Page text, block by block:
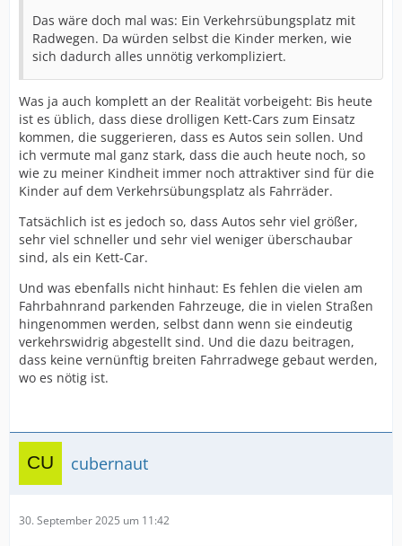
Das wäre doch mal was: Ein Verkehrsübungsplatz mit
Radwegen. Da würden selbst die Kinder merken, wie
sich dadurch alles unnötig verkompliziert.
Was ja auch komplett an der Realität vorbeigeht: Bis heute
ist es üblich, dass diese drolligen Kett-Cars zum Einsatz
kommen, die suggerieren, dass es Autos sein sollen. Und
ich vermute mal ganz stark, dass die auch heute noch, so
wie zu meiner Kindheit immer noch attraktiver sind für die
Kinder auf dem Verkehrsübungsplatz als Fahrräder.
Tatsächlich ist es jedoch so, dass Autos sehr viel größer,
sehr viel schneller und sehr viel weniger überschaubar
sind, als ein Kett-Car.
Und was ebenfalls nicht hinhaut: Es fehlen die vielen am
Fahrbahnrand parkenden Fahrzeuge, die in vielen Straßen
hingenommen werden, selbst dann wenn sie eindeutig
verkehrswidrig abgestellt sind. Und die dazu beitragen,
dass keine vernünftig breiten Fahrradwege gebaut werden,
wo es nötig ist.
cubernaut
30. September 2025 um 11:42